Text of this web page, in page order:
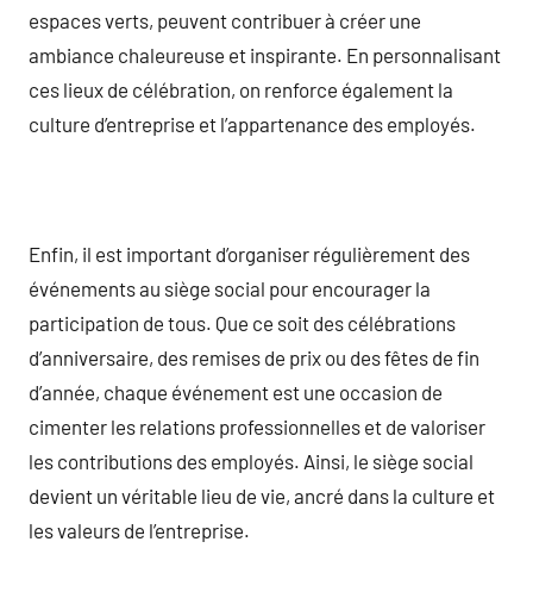
espaces verts, peuvent contribuer à créer une
ambiance chaleureuse et inspirante. En personnalisant
ces lieux de célébration, on renforce également la
culture d’entreprise et l’appartenance des employés.
Enfin, il est important d’organiser régulièrement des
événements au siège social pour encourager la
participation de tous. Que ce soit des célébrations
d’anniversaire, des remises de prix ou des fêtes de fin
d’année, chaque événement est une occasion de
cimenter les relations professionnelles et de valoriser
les contributions des employés. Ainsi, le siège social
devient un véritable lieu de vie, ancré dans la culture et
les valeurs de l’entreprise.